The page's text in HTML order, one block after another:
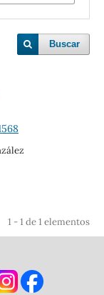
Buscar
1 - 1 de 1 elementos